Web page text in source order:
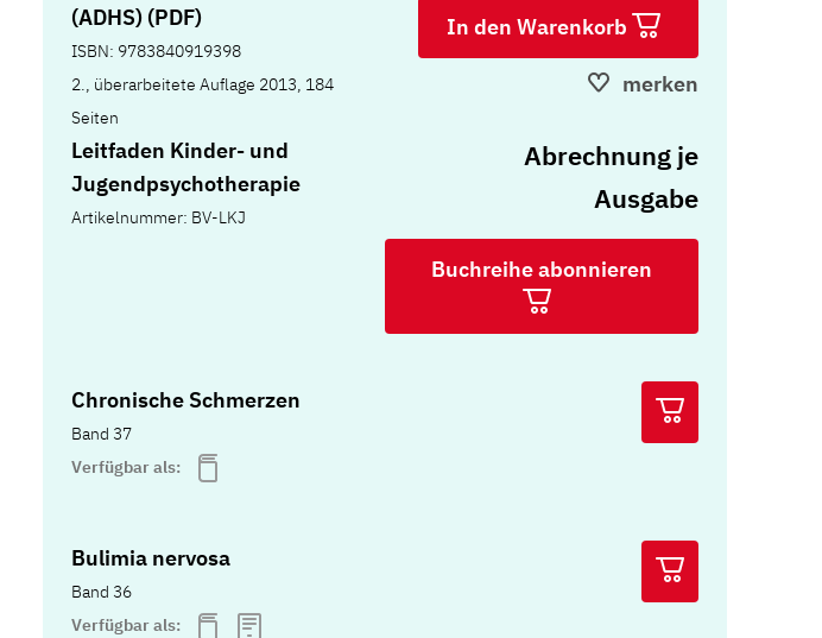
(ADHS) (PDF)
ISBN: 9783840919398
2., überarbeitete Auflage 2013, 184
Seiten
In den Warenkorb
merken
Leitfaden Kinder- und
Jugendpsychotherapie
Artikelnummer: BV-LKJ
Abrechnung je
Ausgabe
Buchreihe abonnieren
Chronische Schmerzen
Band 37
Verfügbar als:
Bulimia nervosa
Band 36
Verfügbar als: